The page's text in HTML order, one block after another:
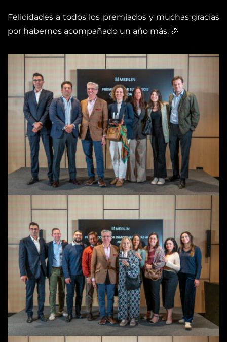
Felicidades a todos los premiados y muchas gracias
por habernos acompañado un año más. 🎉